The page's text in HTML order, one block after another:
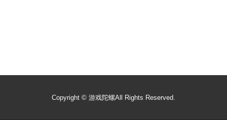
Copyright © 游戏陀螺All Rights Reserved.